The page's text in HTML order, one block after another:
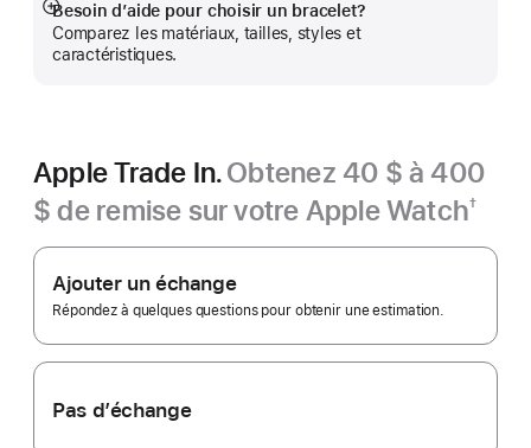
Besoin d’aide pour choisir un bracelet?
Comparez les matériaux, tailles, styles et
caractéristiques.
En
montrer
plus
Apple Trade In.Obtenez 40 $ à 400
$ de remise sur votre Apple Watch
de
de
page
†
Apple Trade In.
Ajouter un échange
Répondez à quelques questions pour obtenir une estimation.
Pas d’échange